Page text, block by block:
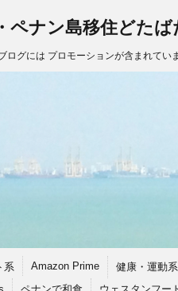
ナン島移住どたば
ログには プロモーションが含まれてい
系 Amazon Prime 健康・運動系